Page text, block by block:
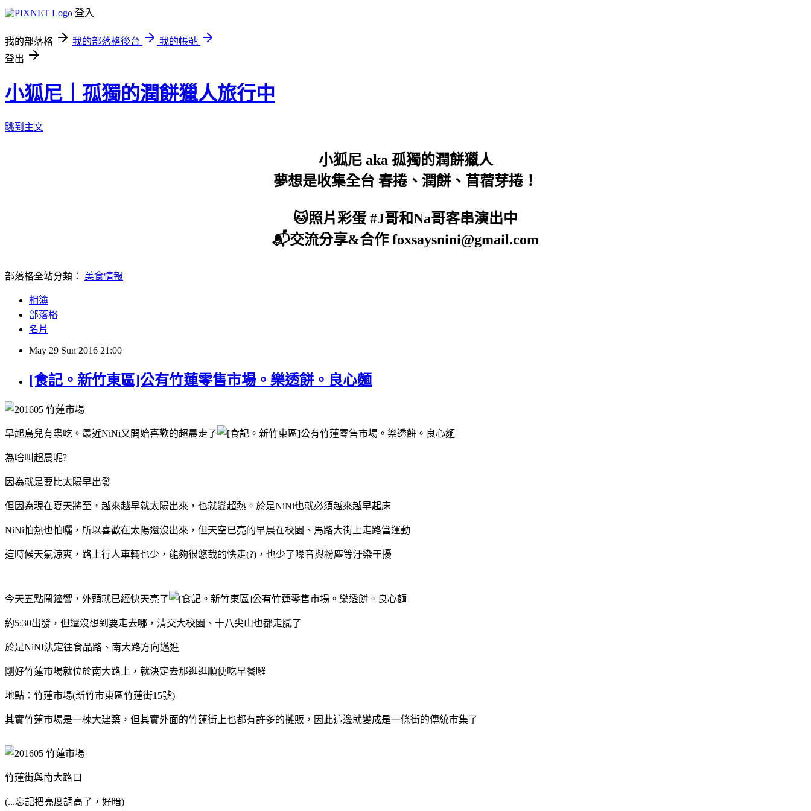
登入
我的部落格 我的部落格後台
我的帳號
登出
小狐尼｜孤獨的潤餅獵人旅行中
跳到主文
小狐尼 aka 孤獨的潤餅獵人
夢想是收集全台 春捲、潤餅、苜蓿芽捲！
🐱照片彩蛋 #J哥和Na哥客串演出中
📬交流分享&合作 foxsaysnini@gmail.com
部落格全站分類： 美食情報
相簿
部落格
名片
May 29 Sun 2016 21:00
[食記。新竹東區]公有竹蓮零售市場。樂透餅。良心麵
早起鳥兒有蟲吃。 最近NiNi又開始喜歡的超晨走了
為啥叫超晨呢?
因為就是要比太陽早出發
但因為現在夏天將至，越來越早就太陽出來，也就變超熱。於是NiNi也就必須越來越早起床
NiNi怕熱也怕曬，所以喜歡在太陽還沒出來，但天空已亮的早晨在校園、馬路大街上走路當運動
這時候天氣涼爽，路上行人車輛也少，能夠很悠哉的快走(?)，也少了噪音與粉塵等汙染干擾
今天五點鬧鐘響，外頭就已經快天亮了
約5:30出發，但還沒想到要走去哪，清交大校園、十八尖山也都走膩了
於是NiNI決定往食品路、南大路方向邁進
剛好竹蓮市場就位於南大路上，就決定去那逛逛順便吃早餐囉
地點：竹蓮市場(新竹市東區竹蓮街15號)
其實竹蓮市場是一棟大建築，但其實外面的竹蓮街上也都有許多的攤販，因此這邊就變成是一條街的傳統市集了
竹蓮街與南大路口
(...忘記把亮度調高了，好暗)